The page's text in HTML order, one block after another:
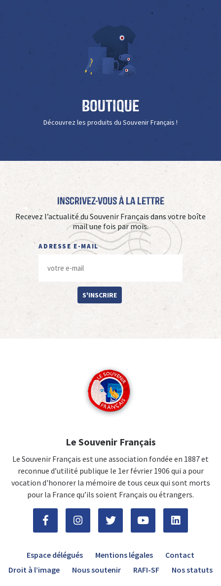
Boutique
Découvrez les produits du Souvenir Français !
Inscrivez-vous à La Lettre
Recevez l’actualité du Souvenir Français dans votre boîte
mail une fois par mois.
ADRESSE E-MAIL
S'INSCRIRE
Le Souvenir Français
Le Souvenir Français est une association fondée en 1887 et
reconnue d’utilité publique le 1er février 1906 qui a pour
vocation d'honorer la mémoire de tous ceux qui sont morts
pour la France qu’ils soient Français ou étrangers.
Espace délégués Mentions légales
Contact
Droit à l’image
Nous soutenir RAFI-SF Nos statuts